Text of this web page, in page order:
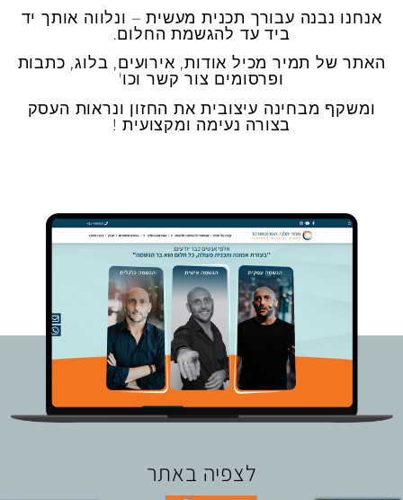
אנחנו נבנה עבורך תכנית מעשית – ונלווה אותך יד
ביד עד להגשמת החלום.
האתר של תמיר מכיל אודות, אירועים, בלוג, כתבות
ופרסומים צור קשר וכו'
ומשקף מבחינה עיצובית את החזון ונראות העסק
בצורה נעימה ומקצועית !
לצפיה באתר